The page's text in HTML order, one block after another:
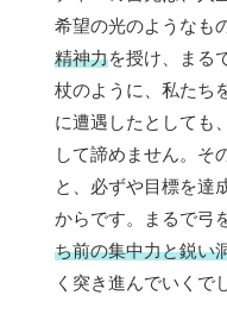
希望の光のようなも
精神力を授け、まる
杖のように、私たち
に遭遇したとしても
して諦めません。そ
と、必ずや目標を達
からです。まるで弓
ち前の集中力と鋭い
く突き進んでいくで